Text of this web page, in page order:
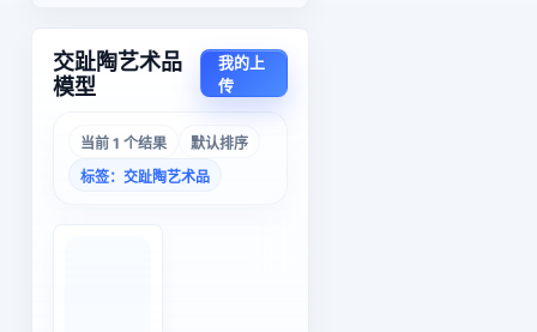
交趾陶艺术品
模型
我的上
传
当前 1 个结果
默认排序
标签：交趾陶艺术品